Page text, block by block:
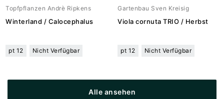
Topfpflanzen Andrè Ripkens
Winterland / Calocephalus
pt 12 Nicht Verfügbar
Gartenbau Sven Kreisig
Viola cornuta TRIO / Herbst
pt 12 Nicht Verfügbar
Alle ansehen